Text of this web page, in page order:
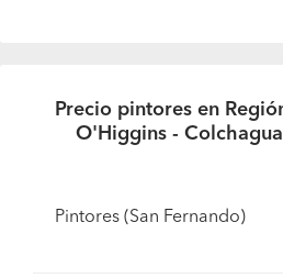
Precio pintores en
O'Higgins -
Pintores (San Fernando)